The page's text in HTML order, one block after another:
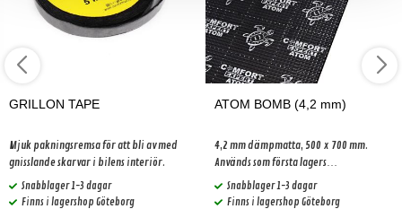
GRILLON TAPE
Mjuk pakningsremsa för att bli av med
gnisslande skarvar i bilens interiör.
Snabblager 1-3 dagar
Finns i lagershop Göteborg
ATOM BOMB (4,2 mm)
4,2 mm dämpmatta, 500 x 700 mm.
Används som första lagers
dämpningsmaterial.
Snabblager 1-3 dagar
Finns i lagershop Göteborg